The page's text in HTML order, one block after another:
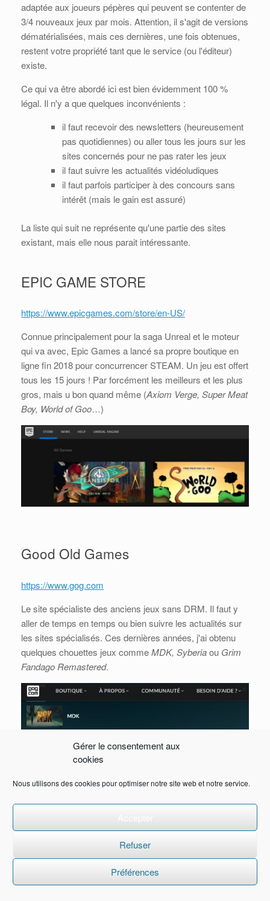
Gérer le consentement aux
cookies
Nous utilisons des cookies pour optimiser notre site web et notre service.
Refuser
Préférences
adaptée aux joueurs pépères qui peuvent se contenter de
3/4 nouveaux jeux par mois. Attention, il s'agit de versions
dématérialisées, mais ces dernières, une fois obtenues,
restent votre propriété tant que le service (ou l'éditeur)
existe.
Ce qui va être abordé ici est bien évidemment 100 %
légal. Il n'y a que quelques inconvénients :
il faut recevoir des newsletters (heureusement
pas quotidiennes) ou aller tous les jours sur les
sites concernés pour ne pas rater les jeux
il faut suivre les actualités vidéoludiques
il faut parfois participer à des concours sans
intérêt (mais le gain est assuré)
La liste qui suit ne représente qu'une partie des sites
existant, mais elle nous parait intéressante.
EPIC GAME STORE
https://www.epicgames.com/store/en-US/
Connue principalement pour la saga Unreal et le moteur
qui va avec, Epic Games a lancé sa propre boutique en
ligne fin 2018 pour concurrencer STEAM. Un jeu est offert
tous les 15 jours ! Par forcément les meilleurs et les plus
gros, mais u bon quand même (Axiom Verge, Super Meat
Boy, World of Goo…)
Good Old Games
https://www.gog.com
Le site spécialiste des anciens jeux sans DRM. Il faut y
aller de temps en temps ou bien suivre les actualités sur
les sites spécialisés. Ces dernières années, j'ai obtenu
quelques chouettes jeux commeMDK, Syberiaou Grim
Fandago Remastered.